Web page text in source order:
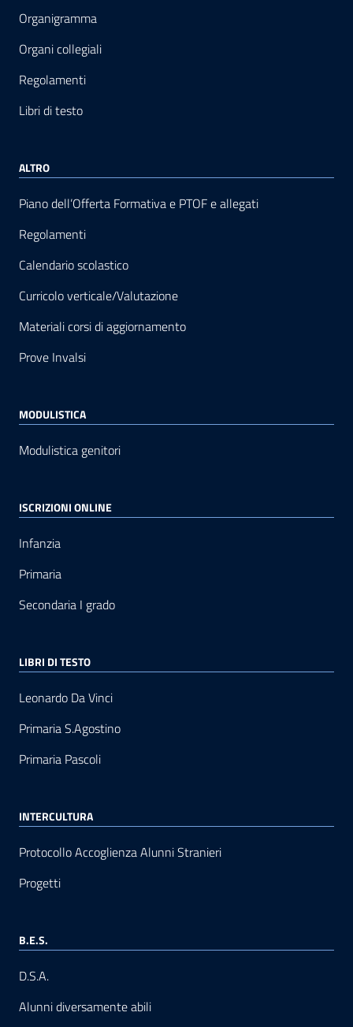
Organigramma
Organi collegiali
Regolamenti
Libri di testo
ALTRO
Piano dell’Offerta Formativa e PTOF e allegati
Regolamenti
Calendario scolastico
Curricolo verticale/Valutazione
Materiali corsi di aggiornamento
Prove Invalsi
MODULISTICA
Modulistica genitori
ISCRIZIONI ONLINE
Infanzia
Primaria
Secondaria I grado
LIBRI DI TESTO
Leonardo Da Vinci
Primaria S.Agostino
Primaria Pascoli
INTERCULTURA
Protocollo Accoglienza Alunni Stranieri
Progetti
B.E.S.
D.S.A.
Alunni diversamente abili